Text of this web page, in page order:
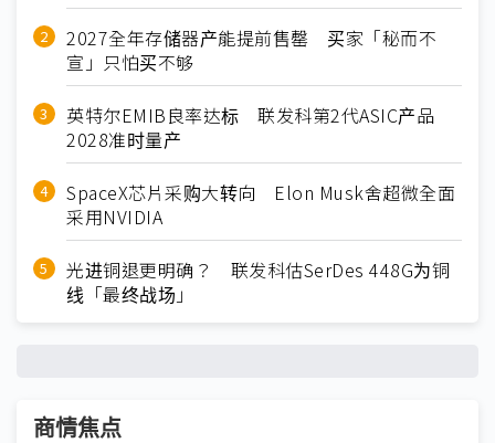
2027全年存储器产能提前售罄 买家「秘而不
宣」只怕买不够
英特尔EMIB良率达标 联发科第2代ASIC产品
2028准时量产
SpaceX芯片采购大转向 Elon Musk舍超微全面
采用NVIDIA
光进铜退更明确？ 联发科估SerDes 448G为铜
线「最终战场」
商情焦点